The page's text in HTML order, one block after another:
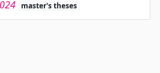
master's theses